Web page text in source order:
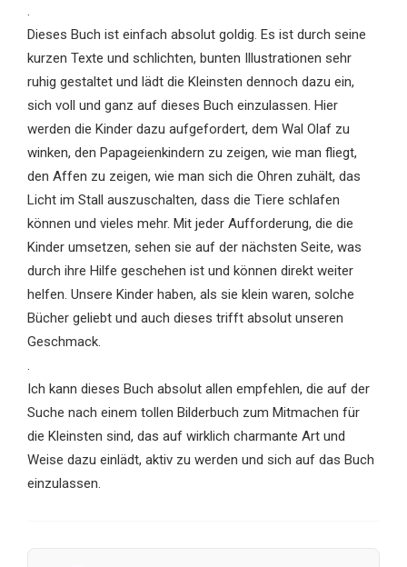
.
Dieses Buch ist einfach absolut goldig. Es ist durch seine
kurzen Texte und schlichten, bunten Illustrationen sehr
ruhig gestaltet und lädt die Kleinsten dennoch dazu ein,
sich voll und ganz auf dieses Buch einzulassen. Hier
werden die Kinder dazu aufgefordert, dem Wal Olaf zu
winken, den Papageienkindern zu zeigen, wie man fliegt,
den Affen zu zeigen, wie man sich die Ohren zuhält, das
Licht im Stall auszuschalten, dass die Tiere schlafen
können und vieles mehr. Mit jeder Aufforderung, die die
Kinder umsetzen, sehen sie auf der nächsten Seite, was
durch ihre Hilfe geschehen ist und können direkt weiter
helfen. Unsere Kinder haben, als sie klein waren, solche
Bücher geliebt und auch dieses trifft absolut unseren
Geschmack.
.
Ich kann dieses Buch absolut allen empfehlen, die auf der
Suche nach einem tollen Bilderbuch zum Mitmachen für
die Kleinsten sind, das auf wirklich charmante Art und
Weise dazu einlädt, aktiv zu werden und sich auf das Buch
einzulassen.